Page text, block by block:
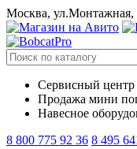
Москва, ул.Монтажная,
Сервисный центр
Продажа мини
Навесное
8 800 775 92 36 8 495